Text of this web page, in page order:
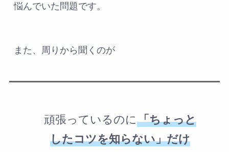
悩んでいた問題です。
また、周りから聞くのが
頑張っているのに「ちょっと
したコツを知らない」だけ